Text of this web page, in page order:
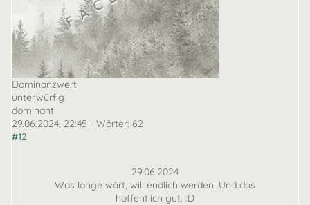
Dominanzwert
unterwürfig
dominant
29.06.2024, 22:45 - Wörter: 62
#12
29.06.2024
Was lange wärt, will endlich werden. Und das
hoffentlich gut. :D